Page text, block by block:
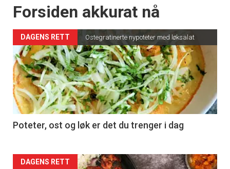
Forsiden akkurat nå
DAGENS RETT Ostegratinerte nypoteter med løksalat
Poteter, ost og løk er det du trenger i dag
Forsiden
DAGENS RETT